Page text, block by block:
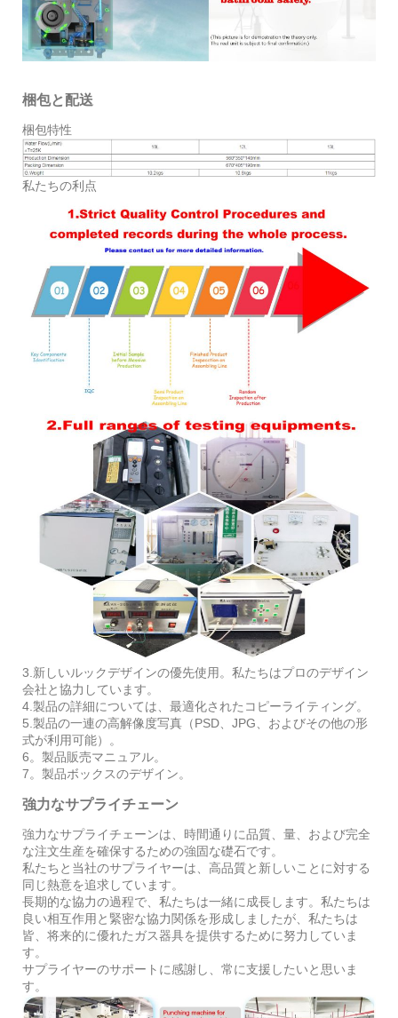
梱包と配送
梱包特性
私たちの利点
3.新しいルックデザインの優先使用。私たちはプロのデザイン
会社と協力しています。
4.製品の詳細については、最適化されたコピーライティング。
5.製品の一連の高解像度写真（PSD、JPG、およびその他の形
式が利用可能）。
6。製品販売マニュアル。
7。製品ボックスのデザイン。
強力なサプライチェーン
強力なサプライチェーンは、時間通りに品質、量、および完全
な注文生産を確保するための強固な礎石です。
私たちと当社のサプライヤーは、高品質と新しいことに対する
同じ熱意を追求しています。
長期的な協力の過程で、私たちは一緒に成長します。私たちは
良い相互作用と緊密な協力関係を形成しましたが、私たちは
皆、将来的に優れたガス器具を提供するために努力していま
す。
サプライヤーのサポートに感謝し、常に支援したいと思いま
す。